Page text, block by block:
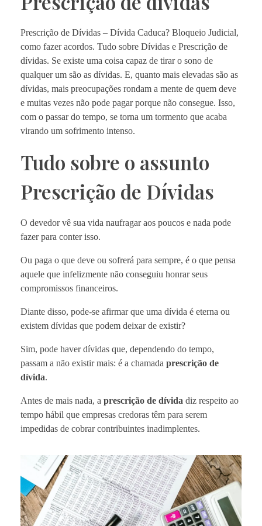
Prescrição de Dívidas – Dívida Caduca? Bloqueio Judicial,
como fazer acordos. Tudo sobre Dívidas e Prescrição de
dívidas. Se existe uma coisa capaz de tirar o sono de
qualquer um são as dívidas. E, quanto mais elevadas são as
dívidas, mais preocupações rondam a mente de quem deve
e muitas vezes não pode pagar porque não consegue. Isso,
com o passar do tempo, se torna um tormento que acaba
virando um sofrimento intenso.
Tudo sobre o assunto
Prescrição de Dívidas
O devedor vê sua vida naufragar aos poucos e nada pode
fazer para conter isso.
Ou paga o que deve ou sofrerá para sempre, é o que pensa
aquele que infelizmente não conseguiu honrar seus
compromissos financeiros.
Diante disso, pode-se afirmar que uma dívida é eterna ou
existem dívidas que podem deixar de existir?
Sim, pode haver dívidas que, dependendo do tempo,
passam a não existir mais: é a chamada prescrição de
dívida.
Antes de mais nada, a prescrição de dívida diz respeito ao
tempo hábil que empresas credoras têm para serem
impedidas de cobrar contribuintes inadimplentes.